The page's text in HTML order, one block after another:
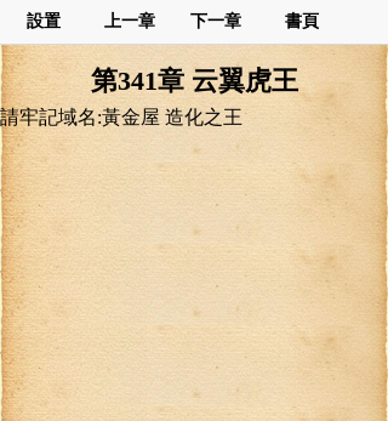
設置 上一章 下一章 書頁
第341章 云翼虎王
請牢記域名:黃金屋 造化之王